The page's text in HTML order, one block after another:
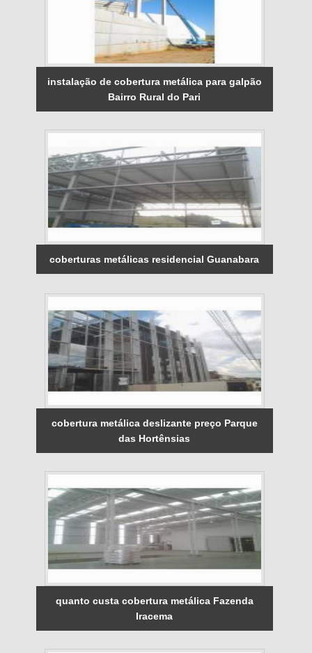
instalação de cobertura metálica para galpão
Bairro Rural do Pari
coberturas metálicas residencial Guanabara
cobertura metálica deslizante preço Parque
das Hortênsias
quanto custa cobertura metálica Fazenda
Iracema